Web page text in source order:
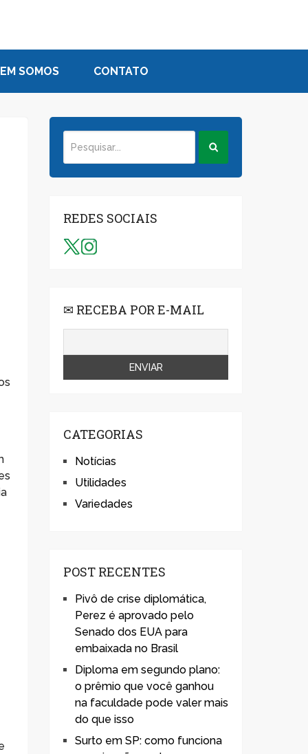
SOMOS CONTATO
REDES SOCIAIS
✉ RECEBA POR E-MAIL
CATEGORIAS
Notícias
Utilidades
Variedades
POST RECENTES
Pivô de crise diplomática,
Perez é aprovado pelo
Senado dos EUA para
embaixada no Brasil
Diploma em segundo plano:
o prêmio que você ganhou
na faculdade pode valer mais
do que isso
Surto em SP: como funciona